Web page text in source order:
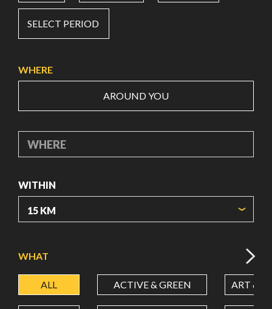
SELECT PERIOD
WHERE
AROUND YOU
WHERE
WITHIN
LATITUDE
WHAT
ALL ACTIVE & GREEN ART &